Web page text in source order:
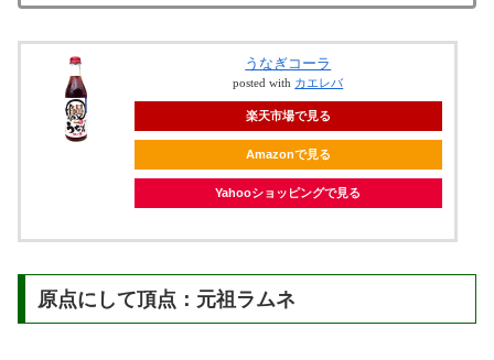
うなぎコーラ
posted with カエレバ
楽天市場で見る
Amazonで見る
Yahooショッピングで見る
原点にして頂点：元祖ラムネ